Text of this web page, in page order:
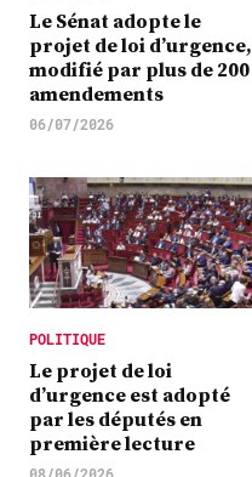
Le Sénat adopte le
projet de loi d’urgence,
modifié par plus de 200
amendements
06/07/2026
POLITIQUE
Le projet de loi
d’urgence est adopté
par les députés en
première lecture